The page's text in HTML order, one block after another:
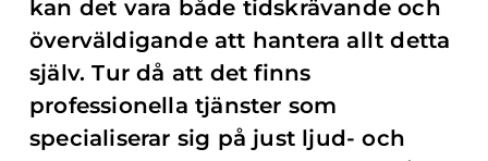
kan det vara både tidskrävande och
överväldigande att hantera allt detta
själv. Tur då att det finns
professionella tjänster som
specialiserar sig på just ljud- och